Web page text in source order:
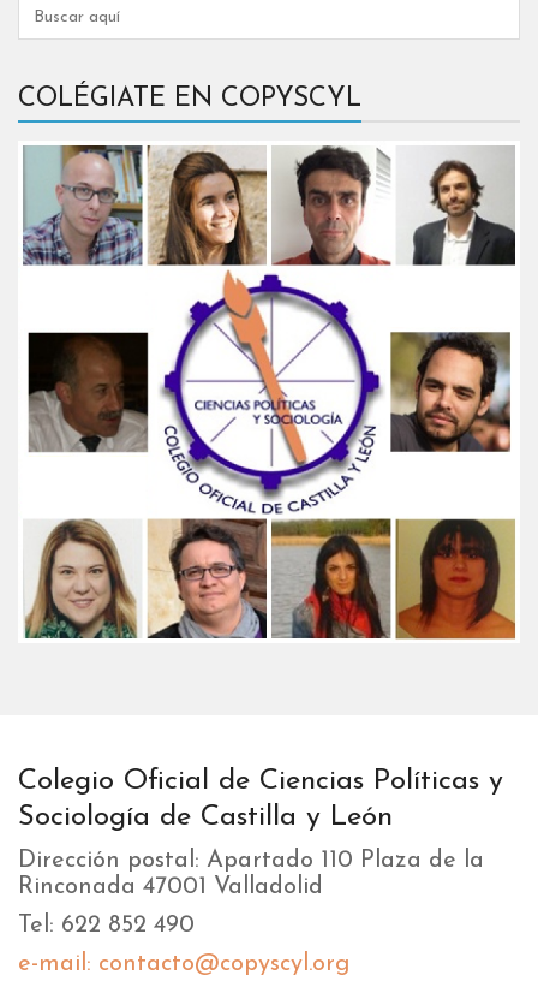
COLÉGIATE EN COPYSCYL
Colegio Oficial de Ciencias Políticas y
Sociología de Castilla y León
Dirección postal: Apartado 110 Plaza de la
Rinconada 47001 Valladolid
Tel: 622 852 490
e-mail: contacto@copyscyl.org